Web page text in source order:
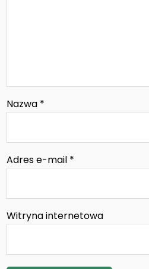
Nazwa *
Adres e-mail *
Witryna internetowa